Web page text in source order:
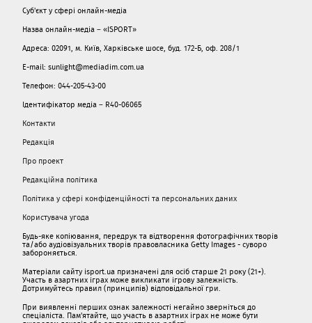
Суб'єкт у сфері онлайн-медіа
Назва онлайн-медіа – «ISPORT»
Адреса: 02091, м. Київ, Харківське шосе, буд. 172-Б, оф. 208/1
E-mail: sunlight@mediadim.com.ua
Телефон: 044-205-43-00
Ідентифікатор медіа – R40-06065
Контакти
Редакція
Про проект
Редакційна політика
Політика у сфері конфіденційності та персональних даних
Користувача угода
Будь-яке копіювання, передрук та відтворення фотографічних творів
та/або аудіовізуальних творів правовласника Getty Images - суворо
забороняється.
Матеріали сайту isport.ua призначені для осіб старше 21 року (21+).
Участь в азартних іграх може викликати ігрову залежність.
Дотримуйтесь правил (принципів) відповідальної гри.
При виявленні перших ознак залежності негайно зверніться до
спеціаліста. Пам'ятайте, що участь в азартних іграх не може бути